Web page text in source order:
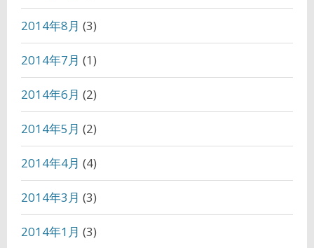
2014年8月 (3)
2014年7月 (1)
2014年6月 (2)
2014年5月 (2)
2014年4月 (4)
2014年3月 (3)
2014年1月 (3)